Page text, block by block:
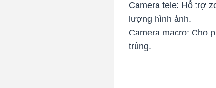
Camera tele: Hỗ trợ
lượng hình ảnh.
Camera macro: Cho
trùng.